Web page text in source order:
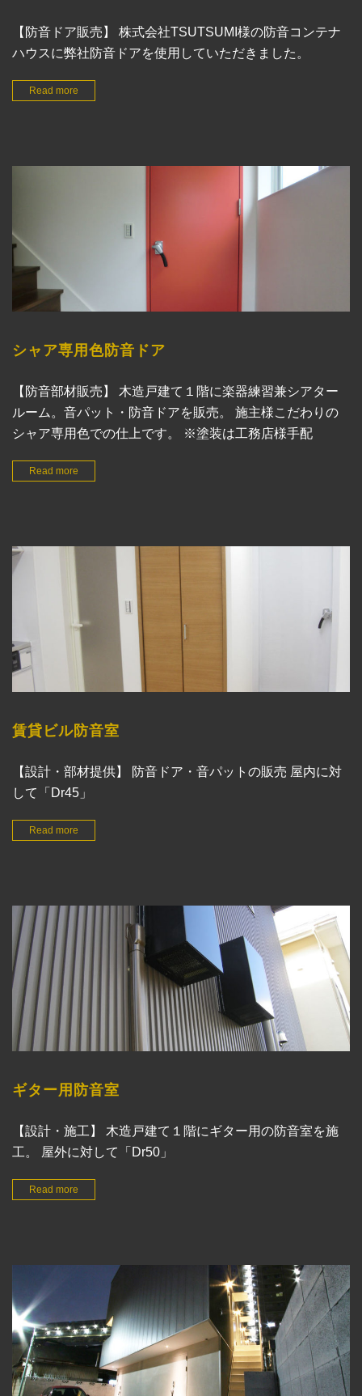
【防音ドア販売】 株式会社TSUTSUMI様の防音コンテナ
ハウスに弊社防音ドアを使用していただきました。
Read more
シャア専用色防音ドア
【防音部材販売】 木造戸建て１階に楽器練習兼シアター
ルーム。音パット・防音ドアを販売。 施主様こだわりの
シャア専用色での仕上です。 ※塗装は工務店様手配
Read more
賃貸ビル防音室
【設計・部材提供】 防音ドア・音パットの販売 屋内に対
して「Dr45」
Read more
ギター用防音室
【設計・施工】 木造戸建て１階にギター用の防音室を施
工。 屋外に対して「Dr50」
Read more